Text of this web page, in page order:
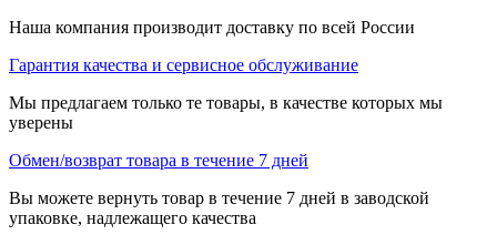
Наша компания производит доставку по всей России
Гарантия качества и сервисное обслуживание
Мы предлагаем только те товары, в качестве которых мы
уверены
Обмен/возврат товара в течение 7 дней
Вы можете вернуть товар в течение 7 дней в заводской
упаковке, надлежащего качества